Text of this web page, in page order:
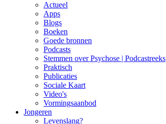
Actueel
Apps
Blogs
Boeken
Goede bronnen
Podcasts
Stemmen over Psychose | Podcastreeks
Praktisch
Publicaties
Sociale Kaart
Video's
Vormingsaanbod
Jongeren
Levenslang?